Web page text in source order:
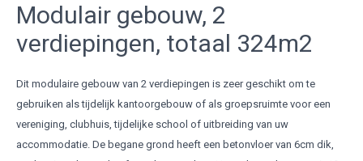
Modulair gebouw, 2
verdiepingen, totaal 324m2
Dit modulaire gebouw van 2 verdiepingen is zeer geschikt om te
gebruiken als tijdelijk kantoorgebouw of als groepsruimte voor een
vereniging, clubhuis, tijdelijke school of uitbreiding van uw
accommodatie. De begane grond heeft een betonvloer van 6cm dik,